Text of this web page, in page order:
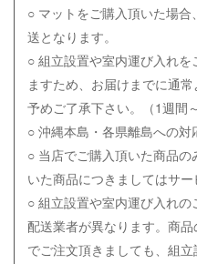
○ マットをご購入頂いた場
送となります。
○ 組立設置や室内運び入れ
ますため、お届けまでに通
予めご了承下さい。（1週間
○ 沖縄本島・各県離島への対
○ 当店でご購入頂いた商品
いた商品につきましてはサー
○ 組立設置や室内運び入れの
配送業者が異なります。商
でご注文頂きましても、組